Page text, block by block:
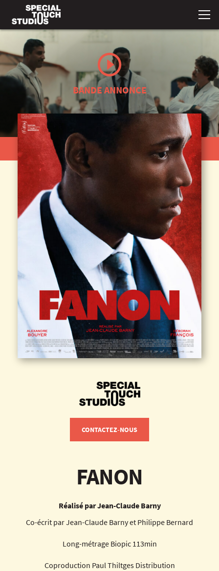
BANDE ANNONCE
CONTACTEZ-NOUS
FANON
Réalisé par Jean-Claude Barny
Co-écrit par Jean-Claude Barny et Philippe Bernard
Long-métrage Biopic 113min
Coproduction Paul Thiltges Distribution